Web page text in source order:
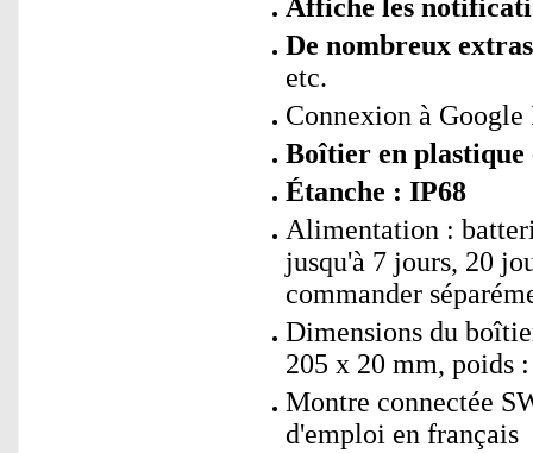
Affiche les
De nombreux
etc.
Connexion à
Boîtier en plastique
Étanche : IP68
Alimentation :
jusqu'à 7 jours, 20
commander
Dimensions du
205 x 20 mm, poids
Montre connectée
d'emploi en français